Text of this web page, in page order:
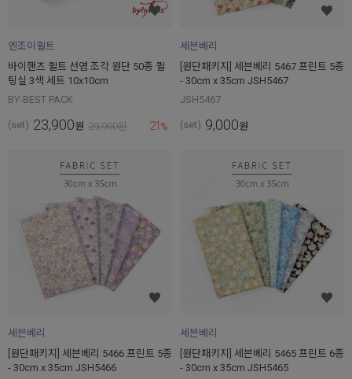
엔조이퀼트
바이핸즈 퀼트 선염 조각 원단 50종 퀼
팅실 3색 세트 10x10cm
BY-BEST PACK
(set) 23,900원 29,900원 21 %
세븐베리
[원단패키지] 세븐베리 5467 프린트 5종
- 30cm x 35cm JSH5467
JSH5467
(set) 9,000원
세븐베리
[원단패키지] 세븐베리 5466 프린트 5종
- 30cm x 35cm JSH5466
세븐베리
[원단패키지] 세븐베리 5465 프린트 6종
- 30cm x 35cm JSH5465